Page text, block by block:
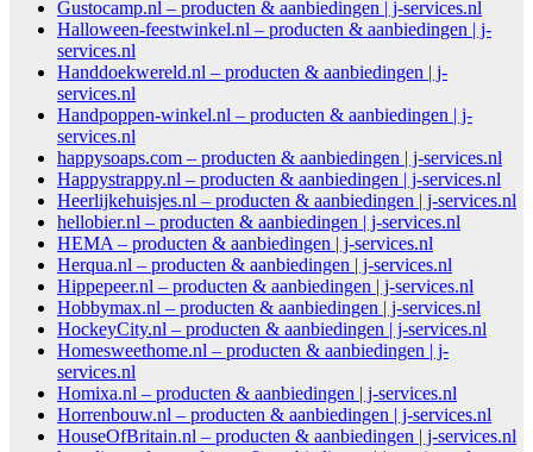
Gustocamp.nl – producten & aanbiedingen | j-services.nl
Halloween-feestwinkel.nl – producten & aanbiedingen | j-
services.nl
Handdoekwereld.nl – producten & aanbiedingen | j-
services.nl
Handpoppen-winkel.nl – producten & aanbiedingen | j-
services.nl
happysoaps.com – producten & aanbiedingen | j-services.nl
Happystrappy.nl – producten & aanbiedingen | j-services.nl
Heerlijkehuisjes.nl – producten & aanbiedingen | j-services.nl
hellobier.nl – producten & aanbiedingen | j-services.nl
HEMA – producten & aanbiedingen | j-services.nl
Herqua.nl – producten & aanbiedingen | j-services.nl
Hippepeer.nl – producten & aanbiedingen | j-services.nl
Hobbymax.nl – producten & aanbiedingen | j-services.nl
HockeyCity.nl – producten & aanbiedingen | j-services.nl
Homesweethome.nl – producten & aanbiedingen | j-
services.nl
Homixa.nl – producten & aanbiedingen | j-services.nl
Horrenbouw.nl – producten & aanbiedingen | j-services.nl
HouseOfBritain.nl – producten & aanbiedingen | j-services.nl